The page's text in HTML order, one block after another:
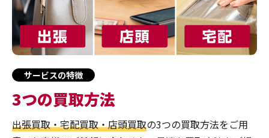
サービスの特徴
3つの買取方法
出張買取・宅配買取・店頭買取の3つの買取方法をご用